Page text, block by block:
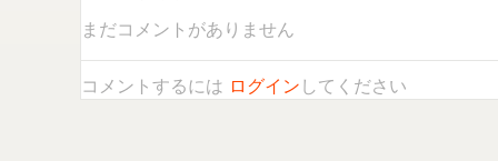
まだコメントがありません
コメントするには ログイン してください